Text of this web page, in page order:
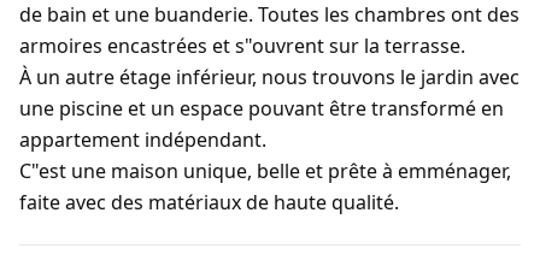
de bain et une buanderie. Toutes les chambres ont des
armoires encastrées et s"ouvrent sur la terrasse.
À un autre étage inférieur, nous trouvons le jardin avec
une piscine et un espace pouvant être transformé en
appartement indépendant.
C"est une maison unique, belle et prête à emménager,
faite avec des matériaux de haute qualité.